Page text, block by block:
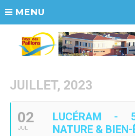
MENU
JUILLET, 2023
02
JUL
LUCÉRAM -
NATURE & BIEN-